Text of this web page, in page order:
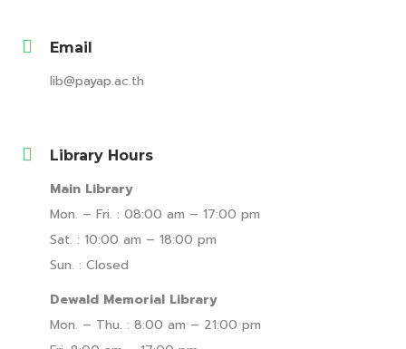
Email
lib@payap.ac.th
Library Hours
Main Library
Mon. – Fri. : 08:00 am – 17:00 pm
Sat. : 10:00 am – 18:00 pm
Sun. : Closed
Dewald Memorial Library
Mon. – Thu. : 8:00 am – 21:00 pm